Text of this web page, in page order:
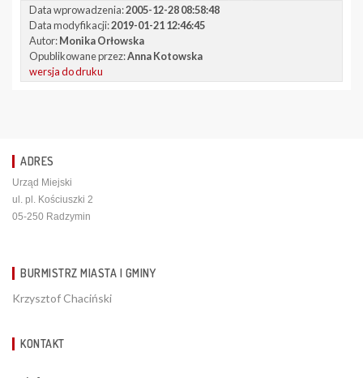
Data wprowadzenia:2005-12-28 08:58:48
Data modyfikacji:2019-01-21 12:46:45
Autor:Monika Orłowska
Opublikowane przez:Anna Kotowska
wersja do druku
ADRES
Urząd Miejski
ul. pl. Kościuszki 2
05-250 Radzymin
BURMISTRZ MIASTA I GMINY
Krzysztof Chaciński
KONTAKT